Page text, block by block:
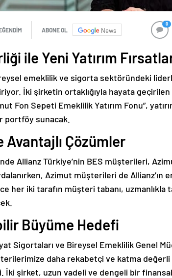
ABONE OL News
0
ile Yeni Yatırım
emeklilik ve sigorta sektöründeki
İki şirketin ortaklığıyla hayata geçirilen
Fon Sepeti Emeklilik Yatırım Fonu”,
portföy sunacak.
Avantajlı Çözümler
Allianz Türkiye’nin BES müşterileri,
Azimut müşterileri de Allianz’ın
her iki tarafın müşteri tabanı, uzmanlıkla
Büyüme Hedefi
Sigortaları ve Bireysel Emeklilik Genel
daha rekabetçi ve katma değerli
İki şirket, uzun vadeli ve dengeli bir